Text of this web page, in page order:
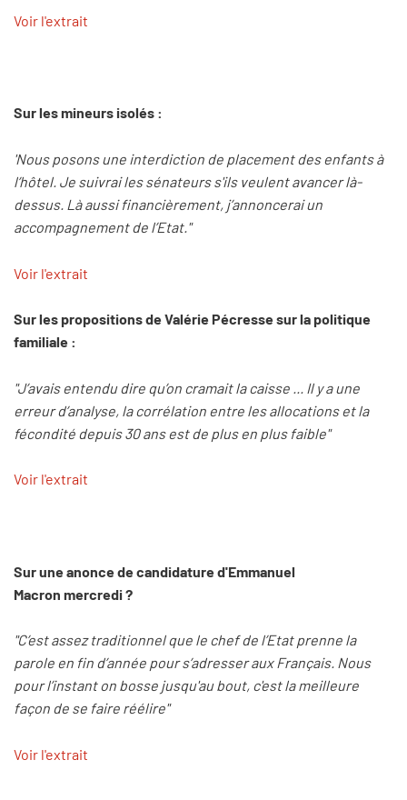
Voir l'extrait
Sur les mineurs isolés :
'Nous posons une interdiction de placement des enfants à
l’hôtel. Je suivrai les sénateurs s'ils veulent avancer là-
dessus. Là aussi financièrement, j’annoncerai un
accompagnement de l’Etat."
Voir l'extrait
Sur les propositions de Valérie Pécresse sur la politique
familiale :
"J’avais entendu dire qu’on cramait la caisse ... Il y a une
erreur d’analyse, la corrélation entre les allocations et la
fécondité depuis 30 ans est de plus en plus faible"
Voir l'extrait
Sur une anonce de candidature d'Emmanuel
Macron mercredi ?
"C’est assez traditionnel que le chef de l’Etat prenne la
parole en fin d’année pour s’adresser aux Français. Nous
pour l’instant on bosse jusqu'au bout, c'est la meilleure
façon de se faire réélire"
Voir l'extrait